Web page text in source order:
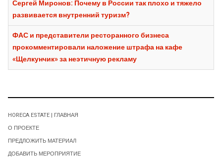
Сергей Миронов: Почему в России так плохо и тяжело
развивается внутренний туризм?
ФАС и представители ресторанного бизнеса
прокомментировали наложение штрафа на кафе
«Щелкунчик» за неэтичную рекламу
HORECA ESTATE | ГЛАВНАЯ
О ПРОЕКТЕ
ПРЕДЛОЖИТЬ МАТЕРИАЛ
ДОБАВИТЬ МЕРОПРИЯТИЕ